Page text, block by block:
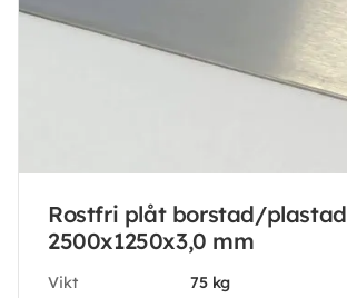
Rostfri plåt borstad/plastad
2500x1250x3,0 mm
Vikt
75 kg